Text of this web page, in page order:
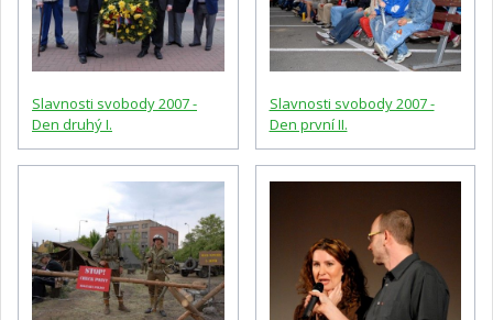
Slavnosti svobody 2007 -
Den druhý I.
Slavnosti svobody 2007 -
Den první II.